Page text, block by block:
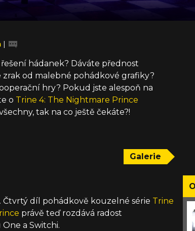
|
hádanek? Dáváte přednost
od malebné pohádkové grafiky?
hry? Pokud jste alespoň na
o Trine 4: The Nightmare Prince
tak na co ještě čekáte?!
Galerie
díl pohádkově kouzelné série Trine
právě teď rozdává radost
a Switchi.